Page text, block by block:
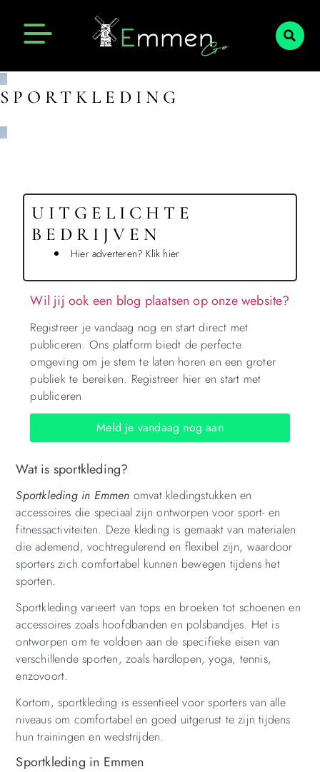
SPORTKLEDING
Wat is sportkleding?
Sportkleding in Emmen omvat kledingstukken en
accessoires die speciaal zijn ontworpen voor sport- en
fitnessactiviteiten. Deze kleding is gemaakt van materialen
die ademend, vochtregulerend en flexibel zijn, waardoor
sporters zich comfortabel kunnen bewegen tijdens het
sporten.
Sportkleding varieert van tops en broeken tot schoenen en
accessoires zoals hoofdbanden en polsbandjes. Het is
ontworpen om te voldoen aan de specifieke eisen van
verschillende sporten, zoals hardlopen, yoga, tennis,
enzovoort.
Kortom, sportkleding is essentieel voor sporters van alle
niveaus om comfortabel en goed uitgerust te zijn tijdens
hun trainingen en wedstrijden.
Sportkleding in Emmen
UITGELICHTE
BEDRIJVEN
Hier adverteren? Klik hier
Wil jij ook een blog plaatsen op onze website?
Registreer je vandaag nog en start direct met
publiceren. Ons platform biedt de perfecte
omgeving om je stem te laten horen en een groter
publiek te bereiken. Registreer hier en start met
publiceren
Meld je vandaag nog aan